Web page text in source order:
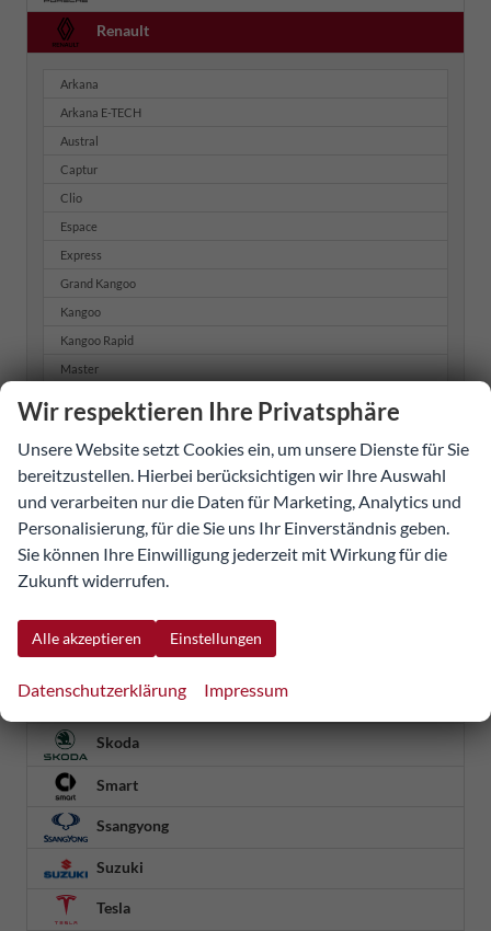
Renault
Arkana
Arkana E-TECH
Austral
Captur
Clio
Espace
Express
Grand Kangoo
Kangoo
Kangoo Rapid
Master
Master Kastenwagen hoch + lang
Mégane
Mégane E-TECH
R 5
Rafale
Trafic
Trafic Kastenwagen
Seat
Skoda
Smart
Ssangyong
Suzuki
Tesla
Wir respektieren Ihre Privatsphäre
Unsere Website setzt Cookies ein, um unsere Dienste für Sie
bereitzustellen. Hierbei berücksichtigen wir Ihre Auswahl
und verarbeiten nur die Daten für Marketing, Analytics und
Personalisierung, für die Sie uns Ihr Einverständnis geben.
Sie können Ihre Einwilligung jederzeit mit Wirkung für die
Zukunft widerrufen.
Alle akzeptieren Einstellungen
Datenschutzerklärung Impressum